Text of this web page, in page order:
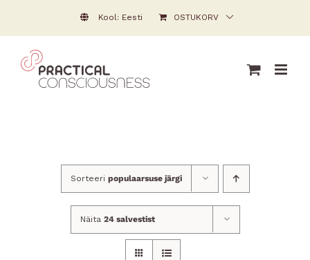
to
content
Kool: Eesti OSTUKORV
Sorteeri populaarsuse järgi
Näita 24 salvestist